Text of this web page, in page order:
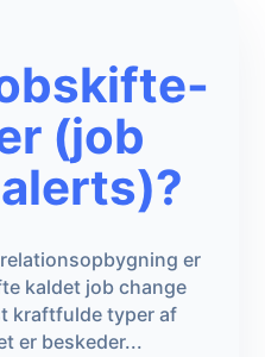
(job
er
kaldet job change
kraftfulde typer af
er beskeder...